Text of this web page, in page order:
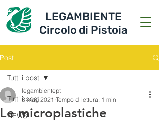
LEGAMBIENTE
Circolo di Pistoia
Post
Tutti i post
NEWS
Tutti i post
Le microplastiche
legambientept
8 mag 2021 Tempo di lettura: 1 min